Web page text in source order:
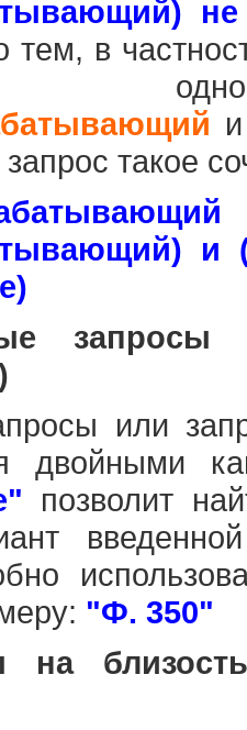
не
тем, в
такое
и
запросы
или
двойными
позволит
"Ф. 350"
на